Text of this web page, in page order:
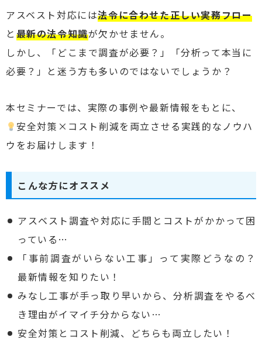
アスベスト対応には法令に合わせた正しい実務フロー
と 最新の法令知識が欠かせません。
しかし、「どこまで調査が必要？」「分析って本当に
必要？」と迷う方も多いのではないでしょうか？
本セミナーでは、実際の事例や最新情報をもとに、
安全対策×コスト削減を両立させる実践的なノウハ
ウをお届けします！
こんな方にオススメ
アスベスト調査や対応に手間とコストがかかって困
っている…
「事前調査がいらない工事」って実際どうなの？
最新情報を知りたい！
みなし工事が手っ取り早いから、分析調査をやるべ
き理由がイマイチ分からない…
安全対策とコスト削減、どちらも両立したい！